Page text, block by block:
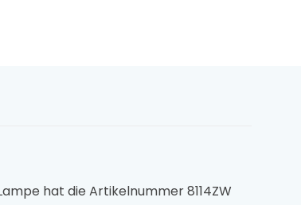
hat die Artikelnummer 8114ZW